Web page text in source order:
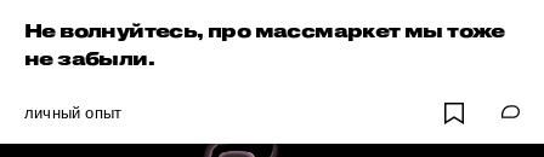
Не волнуйтесь, про массмаркет мы тоже
не забыли.
личный опыт